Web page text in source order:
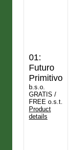
01:
Futuro
Primitivo
b.s.o.
GRATIS /
FREE o.s.t.
Product
details